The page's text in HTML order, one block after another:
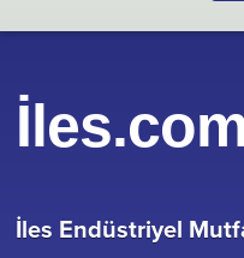
İles Endüstriyel